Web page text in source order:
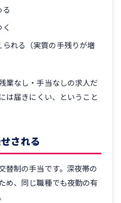
る
れる（実質の手残りが増
業なし・手当なしの求人だ
は届きにくい、ということ
される
替制の手当です。深夜帯の
め、同じ職種でも夜勤の有